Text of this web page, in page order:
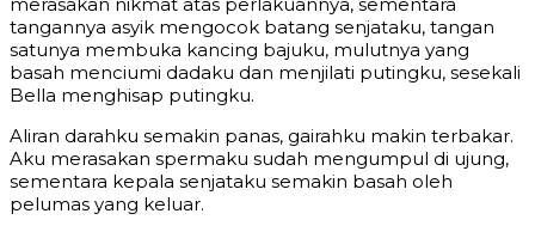
tangannya asyik mengocok batang senjataku, tangan
satunya membuka kancing bajuku, mulutnya yang
basah menciumi dadaku dan menjilati putingku, sesekali
Bella menghisap putingku.
Aliran darahku semakin panas, gairahku makin terbakar.
Aku merasakan spermaku sudah mengumpul di ujung,
sementara kepala senjataku semakin basah oleh
pelumas yang keluar.